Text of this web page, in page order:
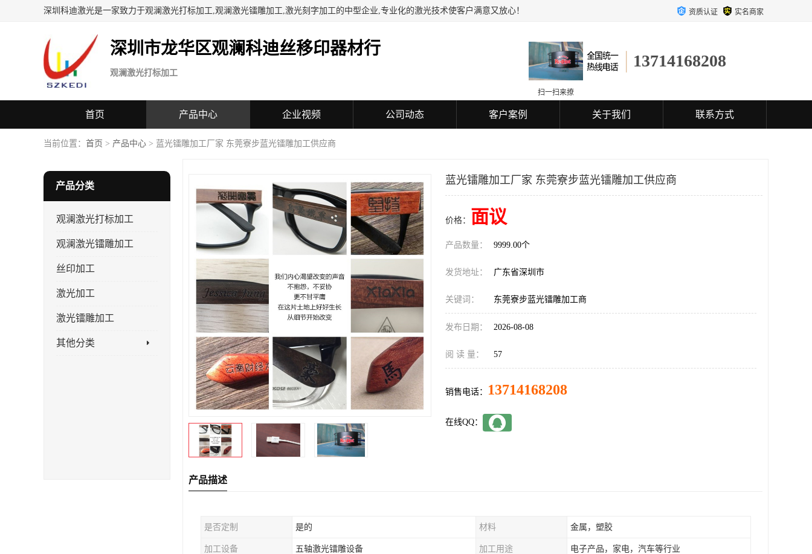
深圳科迪激光是一家致力于观澜激光打标加工,观澜激光镭雕加工,激光刻字加工的中型企业,专业化的激光技术使客户满意又放心！ 资质认证 实名商家
深圳市龙华区观澜科迪丝移印器材行
观澜激光打标加工
13714168208
扫一扫来撩
首页 产品中心 企业视频 公司动态 客户案例 关于我们 联系方式
当前位置： 首页 > 产品中心 > 蓝光镭雕加工厂家 东莞寮步蓝光镭雕加工供应商
产品分类
观澜激光打标加工
观澜激光镭雕加工
丝印加工
激光加工
激光镭雕加工
其他分类
蓝光镭雕加工厂家 东莞寮步蓝光镭雕加工供应商
价格： 面议
产品数量： 9999.00个
发货地址： 广东省深圳市
关键词： 东莞寮步蓝光镭雕加工商
发布日期： 2026-08-08
阅 读 量： 57
销售电话： 13714168208
在线QQ：
产品描述
是否定制 是的 材料 金属，塑胶
加工设备 五轴激光镭雕设备 加工用途 电子产品，家电，汽车等行业